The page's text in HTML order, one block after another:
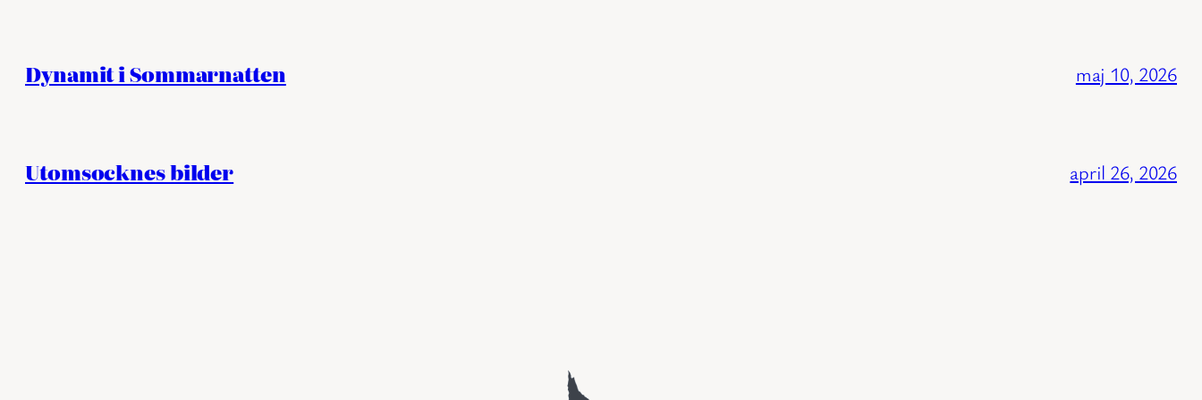
Dynamit i Sommarnatten maj 10, 2026
Utomsocknes bilder april 26, 2026